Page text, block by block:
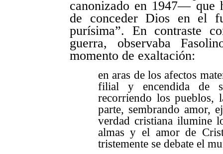
canonizado en 1947— que
de conceder Dios en el
purísima”. En contraste
guerra, observaba
momento de exaltación:
en aras de los afectos
filial y encendida de
recorriendo los pueblos,
parte, sembrando amor,
verdad cristiana ilumine
almas y el amor de
tristemente se debate el